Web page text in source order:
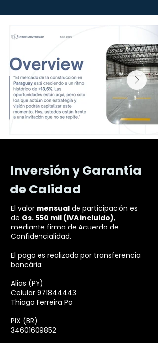
Inversión y Garantía
de Calidad
El valor mensual de participación es
de Gs. 550 mil (IVA incluido),
mediante firma de Acuerdo de
Confidencialidad.
El pago es realizado por transferencia
bancária:
Alias (PY)
Celular 971844443
Thiago Ferreira Po
PIX (BR)
34601609852